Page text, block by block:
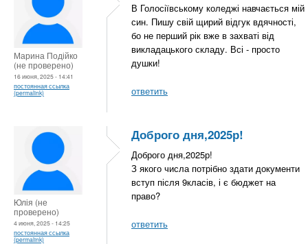
Марина Подійко
(не проверено)
16 июня, 2025 - 14:41
постоянная ссылка
(permalink)
В Голосіївському коледжі навчається мій
син. Пишу свій щирий відгук вдячності,
бо не перший рік вже в захваті від
викладацького складу. Всі - просто
душки!
ответить
Юлія (не
проверено)
4 июня, 2025 - 14:25
постоянная ссылка
(permalink)
Доброго дня,2025р!
Доброго дня,2025р!
З якого числа потрібно здати документи
вступ після 9класів, і є бюджет на
право?
ответить